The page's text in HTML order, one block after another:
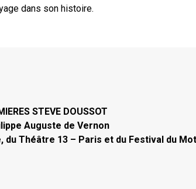
dans son histoire.
STEVE DOUSSOT
Auguste de Vernon
du Théâtre 13 – Paris et du Festival du